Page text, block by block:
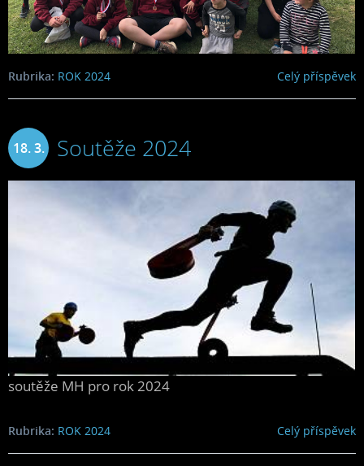
Celý příspěvek
Rubrika: ROK 2024
18. 3. Soutěže 2024
soutěže MH pro rok 2024
Celý příspěvek
Rubrika: ROK 2024